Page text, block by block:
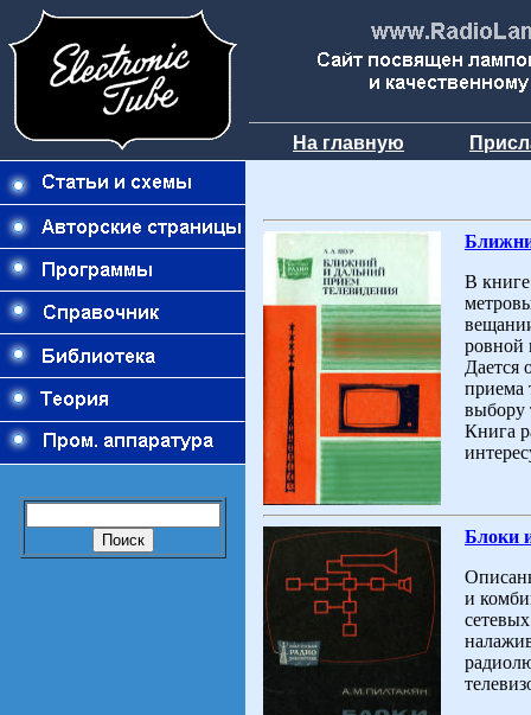
На главную
В книге
ровной
Дается
приема
выбору
Книга
Блоки
и